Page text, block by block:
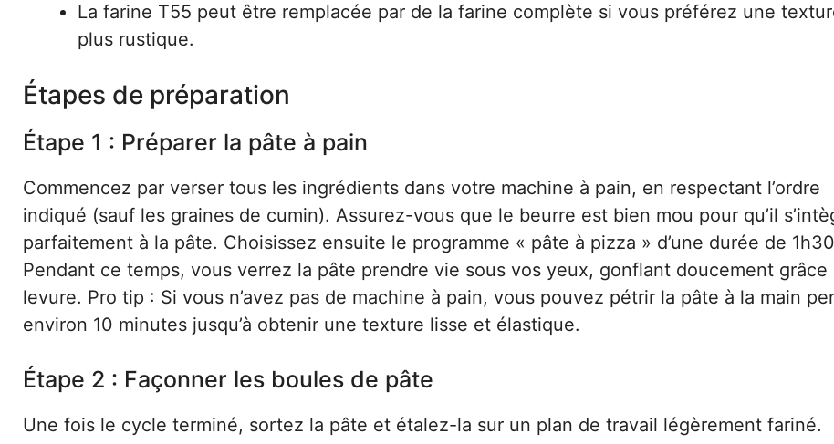
La farine T55 peut être remplacée par de la farine complète si vous préférez une
plus rustique.
Étapes de préparation
Étape 1 : Préparer la pâte à pain
Commencez par verser tous les ingrédients dans votre machine à pain, en respectant l’ordre
indiqué (sauf les graines de cumin). Assurez-vous que le beurre est bien mou pour qu’il
parfaitement à la pâte. Choisissez ensuite le programme « pâte à pizza » d’une durée de
Pendant ce temps, vous verrez la pâte prendre vie sous vos yeux, gonflant doucement grâce
levure. Pro tip : Si vous n’avez pas de machine à pain, vous pouvez pétrir la pâte à la main
environ 10 minutes jusqu’à obtenir une texture lisse et élastique.
Étape 2 : Façonner les boules de pâte
Une fois le cycle terminé, sortez la pâte et étalez-la sur un plan de travail légèrement fariné.